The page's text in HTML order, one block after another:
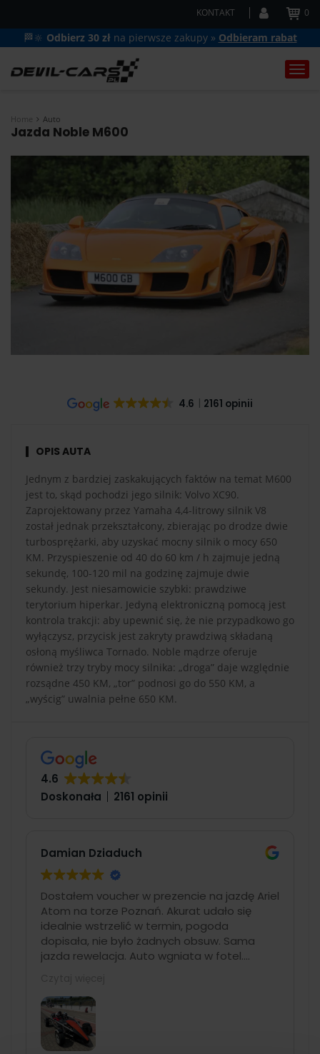
KONTAKT 0
🏁🔆 Odbierz 30 zł na pierwsze zakupy » Odbieram rabat
Home Auto
Jazda Noble M600
4.6 2161 opinii
OPIS AUTA
Jednym z bardziej zaskakujących faktów na temat M600
jest to, skąd pochodzi jego silnik: Volvo XC90.
Zaprojektowany przez Yamaha 4,4-litrowy silnik V8
został jednak przekształcony, zbierając po drodze dwie
turbosprężarki, aby uzyskać mocny silnik o mocy 650
KM. Przyspieszenie od 40 do 60 km / h zajmuje jedną
sekundę, 100-120 mil na godzinę zajmuje dwie
sekundy. Jest niesamowicie szybki: prawdziwe
terytorium hiperkar. Jedyną elektroniczną pomocą jest
kontrola trakcji: aby upewnić się, że nie przypadkowo go
wyłączysz, przycisk jest zakryty prawdziwą składaną
osłoną myśliwca Tornado. Noble mądrze oferuje
również trzy tryby mocy silnika: „droga” daje względnie
rozsądne 450 KM, „tor” podnosi go do 550 KM, a
„wyścig” uwalnia pełne 650 KM.
4.6
Doskonała
2161 opinii
Damian Dziaduch
Dostałem voucher w prezencie na jazdę Ariel
Atom na torze Poznań. Akurat udało się
idealnie wstrzelić w termin, pogoda
dopisała, nie było żadnych obsuw. Sama
jazda rewelacja. Auto wgniata w fotel.
organizacja na miejscu. Pracownicy bardzo
mili i pomocni. Mogę tylko polecić,
rewelacyjny prezent dla kogoś kto lubi
samochody 🙂